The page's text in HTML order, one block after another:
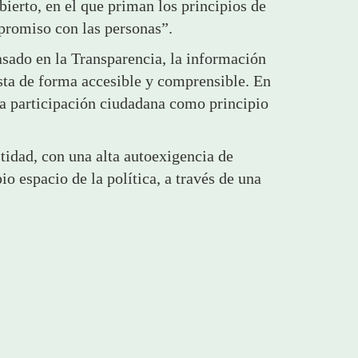
en el que priman los principios de
con las personas”.
en la Transparencia, la información
de forma accesible y comprensible. En
participación ciudadana como principio
con una alta autoexigencia de
espacio de la política, a través de una